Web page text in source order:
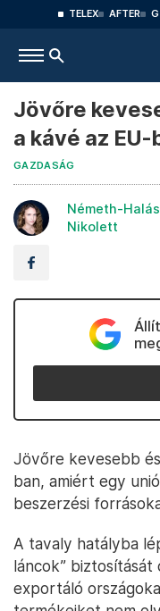
TELEX AFTER
Jövőre
a kávé az EU-
GAZDASÁG
Németh-
Nikolett
Jövőre kevesebb
ban, amiért egy
beszerzési
A tavaly hatályba
láncok” biztosítását
exportáló